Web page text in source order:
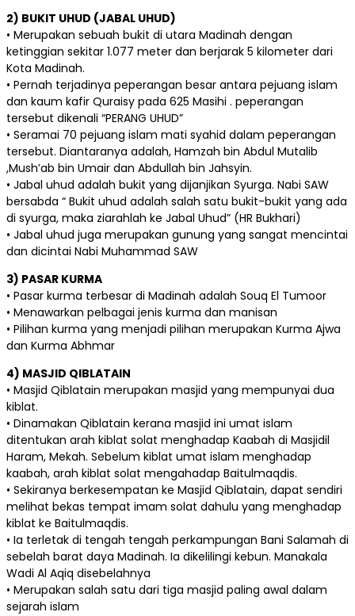
2) BUKIT UHUD (JABAL UHUD)
• Merupakan sebuah bukit di utara Madinah dengan
ketinggian sekitar 1.077 meter dan berjarak 5 kilometer dari
Kota Madinah.
• Pernah terjadinya peperangan besar antara pejuang islam
dan kaum kafir Quraisy pada 625 Masihi . peperangan
tersebut dikenali “PERANG UHUD”
• Seramai 70 pejuang islam mati syahid dalam peperangan
tersebut. Diantaranya adalah, Hamzah bin Abdul Mutalib
,Mush’ab bin Umair dan Abdullah bin Jahsyin.
• Jabal uhud adalah bukit yang dijanjikan Syurga. Nabi SAW
bersabda “ Bukit uhud adalah salah satu bukit-bukit yang ada
di syurga, maka ziarahlah ke Jabal Uhud” (HR Bukhari)
• Jabal uhud juga merupakan gunung yang sangat mencintai
dan dicintai Nabi Muhammad SAW
3) PASAR KURMA
• Pasar kurma terbesar di Madinah adalah Souq El Tumoor
• Menawarkan pelbagai jenis kurma dan manisan
• Pilihan kurma yang menjadi pilihan merupakan Kurma Ajwa
dan Kurma Abhmar
4) MASJID QIBLATAIN
• Masjid Qiblatain merupakan masjid yang mempunyai dua
kiblat.
• Dinamakan Qiblatain kerana masjid ini umat islam
ditentukan arah kiblat solat menghadap Kaabah di Masjidil
Haram, Mekah. Sebelum kiblat umat islam menghadap
kaabah, arah kiblat solat mengahadap Baitulmaqdis.
• Sekiranya berkesempatan ke Masjid Qiblatain, dapat sendiri
melihat bekas tempat imam solat dahulu yang menghadap
kiblat ke Baitulmaqdis.
• Ia terletak di tengah tengah perkampungan Bani Salamah di
sebelah barat daya Madinah. Ia dikelilingi kebun. Manakala
Wadi Al Aqiq disebelahnya
• Merupakan salah satu dari tiga masjid paling awal dalam
sejarah islam